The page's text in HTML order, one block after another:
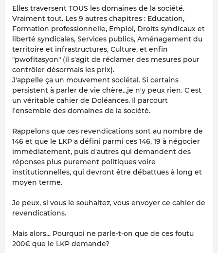
Elles traversent TOUS les domaines de la société.
Vraiment tout. Les 9 autres chapitres : Education,
Formation professionnelle, Emploi, Droits syndicaux et
liberté syndicales, Services publics, Aménagement du
territoire et infrastructures, Culture, et enfin
"pwofitasyon" (il s'agit de réclamer des mesures pour
contrôler désormais les prix).
J'appelle ça un mouvement sociétal. Si certains
persistent à parler de vie chère...je n'y peux rien. C'est
un véritable cahier de Doléances. Il parcourt
l'ensemble des domaines de la société.
Rappelons que ces revendications sont au nombre de
146 et que le LKP a défini parmi ces 146, 19 à négocier
immédiatement, puis d'autres qui demandent des
réponses plus purement politiques voire
institutionnelles, qui devront être débattues à long et
moyen terme.
Je peux, si vous le souhaitez, vous envoyer ce cahier de
revendications.
Mais alors... Pourquoi ne parle-t-on que de ces foutu
200€ que le LKP demande?